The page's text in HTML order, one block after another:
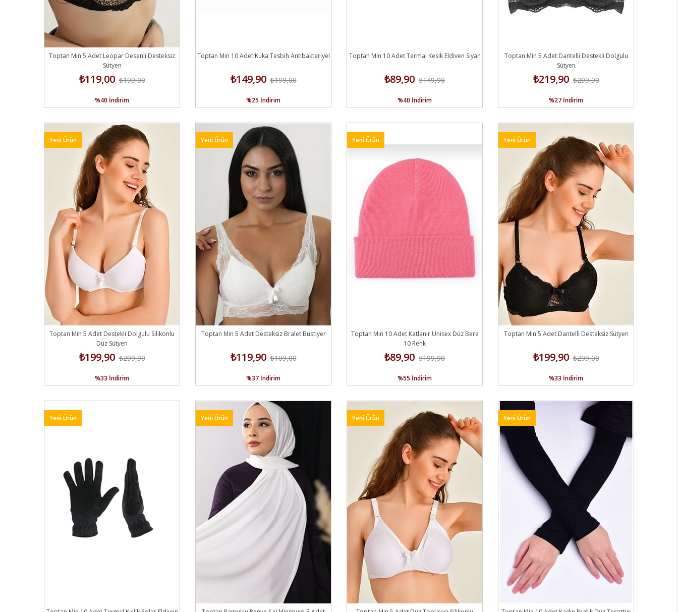
Toptan Min 5 Adet Leopar Desenli Desteksiz
Sütyen
₺119,00 ₺199,00
%40 İndirim
Toptan Min 10 Adet Kuka Tesbih Antibakteriyel
₺149,90 ₺199,00
%25 İndirim
Toptan Min 10 Adet Termal Kesik Eldiven Siyah
₺89,90 ₺149,90
%40 İndirim
Toptan Min 5 Adet Dantelli Destekli Dolgulu
Sütyen
₺219,90 ₺299,90
%27 İndirim
Toptan Min 5 Adet Destekli Dolgulu Silikonlu
Düz Sütyen
₺199,90 ₺299,90
%33 İndirim
Yeni Ürün
Toptan Min 5 Adet Desteksiz Bralet Büstiyer
₺119,90 ₺189,00
%37 İndirim
Yeni Ürün
Toptan Min 10 Adet Katlanır Unisex Düz Bere
10 Renk
₺89,90 ₺199,90
%55 İndirim
Yeni Ürün
Toptan Min 5 Adet Dantelli Desteksiz Sütyen
₺199,90 ₺299,00
%33 İndirim
Yeni Ürün
Yeni Ürün Yeni Ürün Yeni Ürün Yeni Ürün